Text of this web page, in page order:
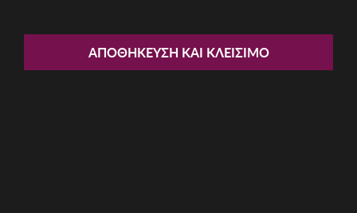
Πιάτο Zsa Zsa Zsu
ΚΩΔ: 417ZSU1002004ΑΠΟΘΉΚΕΥΣΗ ΚΑΙ ΚΛΕΊΣΙΜΟ